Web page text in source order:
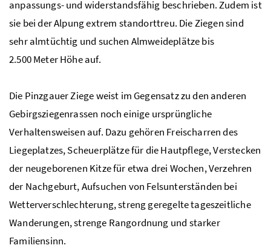
anpassungs- und widerstandsfähig beschrieben. Zudem ist
sie bei der Alpung extrem standorttreu. Die Ziegen sind
sehr almtüchtig und suchen Almweideplätze bis
2.500 Meter Höhe auf.
Die Pinzgauer Ziege weist im Gegensatz zu den anderen
Gebirgsziegenrassen noch einige ursprüngliche
Verhaltensweisen auf. Dazu gehören Freischarren des
Liegeplatzes, Scheuerplätze für die Hautpflege, Verstecken
der neugeborenen Kitze für etwa drei Wochen, Verzehren
der Nachgeburt, Aufsuchen von Felsunterständen bei
Wetterverschlechterung, streng geregelte tageszeitliche
Wanderungen, strenge Rangordnung und starker
Familiensinn.